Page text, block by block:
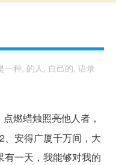
一种, 的人 , 自己的, 语录
燃蜡烛照亮他人者，
、安得广厦千万间，大
有一天，我能够对我的